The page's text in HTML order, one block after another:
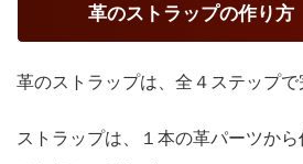
革のストラップの作り
革のストラップは、全４ステップで
ストラップは、１本の革パーツか